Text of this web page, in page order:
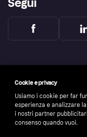
Segui
Cookie e privacy
Usiamo i cookie per far
esperienza e analizzare
i nostri partner
consenso quando vuoi.